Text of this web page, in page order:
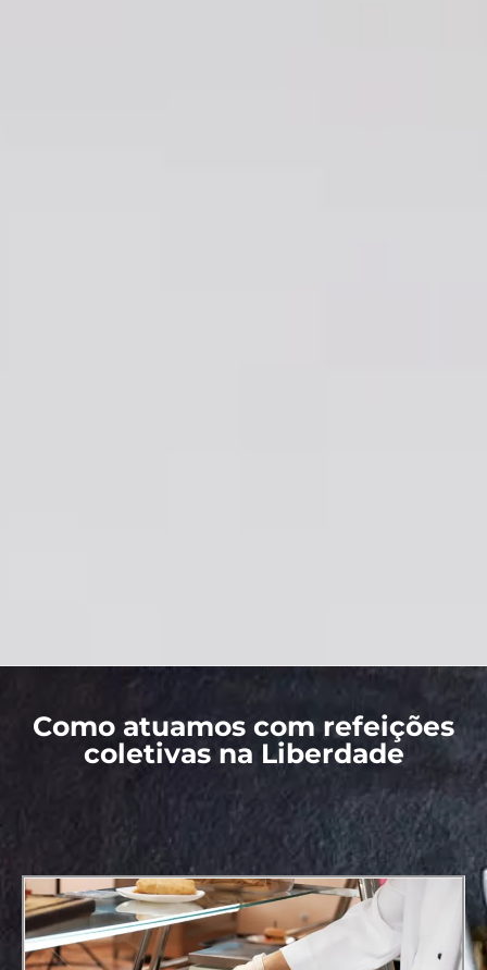
Como atuamos com refeições
coletivas na Liberdade